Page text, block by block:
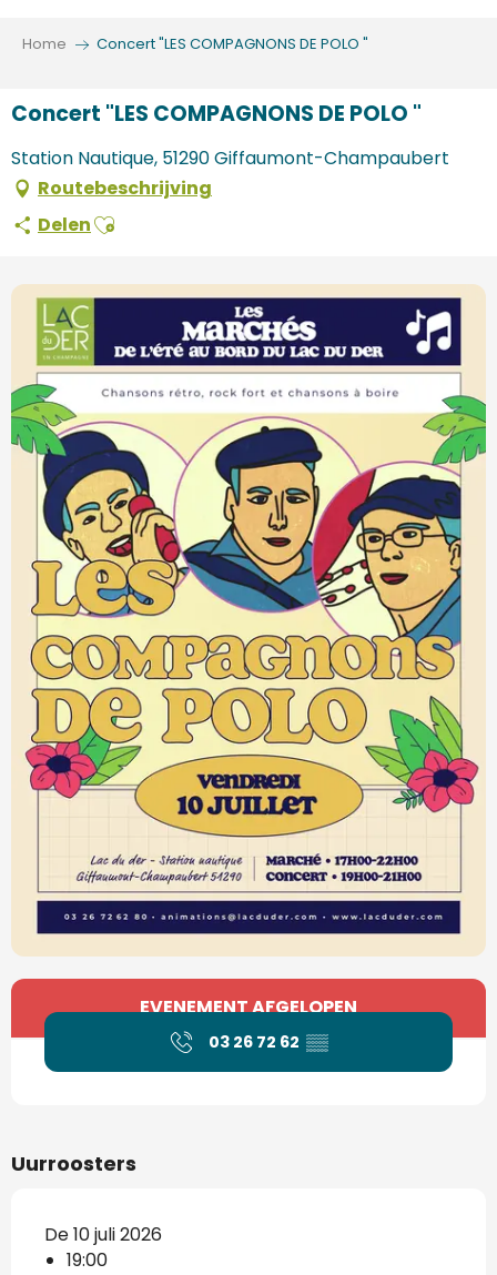
Home Concert "LES COMPAGNONS DE POLO "
Concert "LES COMPAGNONS DE POLO "
Station Nautique, 51290 Giffaumont-Champaubert
Routebeschrijving
DelenAjouter aux favoris
Openingstijden en contactgegevens
EVENEMENT AFGELOPEN
03 26 72 62 ▒▒
Uurroosters
De 10 juli 2026
19:00